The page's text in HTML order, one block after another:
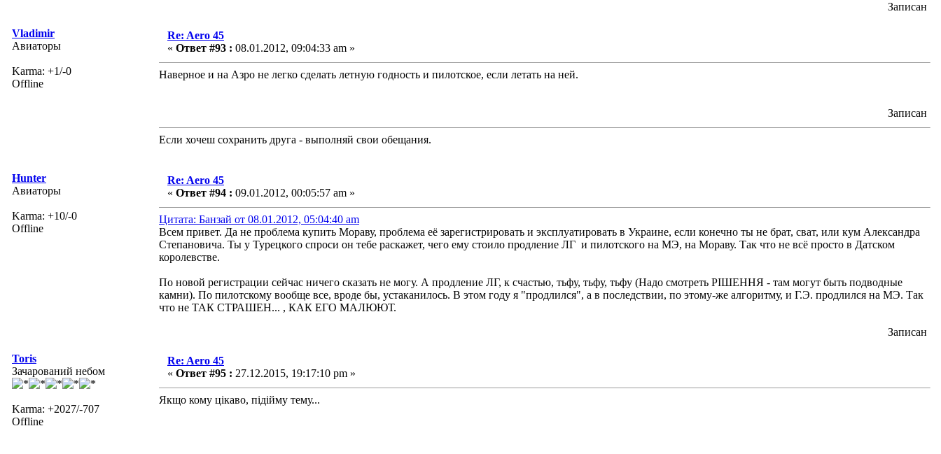
Записан
Vladimir
Авиаторы
Karma: +1/-0
Offline
Re: Aero 45
« Ответ #93 : 08.01.2012, 09:04:33 am »
Наверное и на Азро не легко сделать летную годность и пилотское, если летать на ней.
Записан
Если хочеш сохранить друга - выполняй свои обещания.
Hunter
Авиаторы
Karma: +10/-0
Offline
Re: Aero 45
« Ответ #94 : 09.01.2012, 00:05:57 am »
Цитата: Банзай от 08.01.2012, 05:04:40 am
Всем привет. Да не проблема купить Мораву, проблема её зарегистрировать и эксплуатировать в Украине, если конечно ты не брат, сват, или кум Александра
Степановича. Ты у Турецкого спроси он тебе раскажет, чего ему стоило продление ЛГ и пилотского на МЭ, на Мораву. Так что не всё просто в Датском
королевстве.
По новой регистрации сейчас ничего сказать не могу. А продление ЛГ, к счастью, тьфу, тьфу, тьфу (Надо смотреть РІШЕННЯ - там могут быть подводные
камни). По пилотскому вообще все, вроде бы, устаканилось. В этом году я "продлился", а в последствии, по этому-же алгоритму, и Г.Э. продлился на МЭ. Так
что не ТАК СТРАШЕН... , КАК ЕГО МАЛЮЮТ.
Записан
Toris
Зачарований небом
Karma: +2027/-707
Offline
Re: Aero 45
« Ответ #95 : 27.12.2015, 19:17:10 pm »
Якщо кому цікаво, підійму тему...